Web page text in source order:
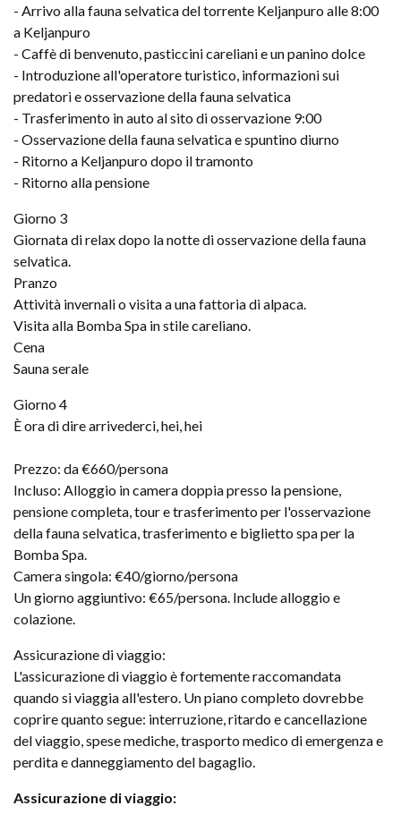
- Arrivo alla fauna selvatica del torrente Keljanpuro alle 8:00
a Keljanpuro
- Caffè di benvenuto, pasticcini careliani e un panino dolce
- Introduzione all'operatore turistico, informazioni sui
predatori e osservazione della fauna selvatica
- Trasferimento in auto al sito di osservazione 9:00
- Osservazione della fauna selvatica e spuntino diurno
- Ritorno a Keljanpuro dopo il tramonto
- Ritorno alla pensione
Giorno 3
Giornata di relax dopo la notte di osservazione della fauna
selvatica.
Pranzo
Attività invernali o visita a una fattoria di alpaca.
Visita alla Bomba Spa in stile careliano.
Cena
Sauna serale
Giorno 4
È ora di dire arrivederci, hei, hei
Prezzo: da €660/persona
Incluso: Alloggio in camera doppia presso la pensione,
pensione completa, tour e trasferimento per l'osservazione
della fauna selvatica, trasferimento e biglietto spa per la
Bomba Spa.
Camera singola: €40/giorno/persona
Un giorno aggiuntivo: €65/persona. Include alloggio e
colazione.
Assicurazione di viaggio:
L'assicurazione di viaggio è fortemente raccomandata
quando si viaggia all'estero. Un piano completo dovrebbe
coprire quanto segue: interruzione, ritardo e cancellazione
del viaggio, spese mediche, trasporto medico di emergenza e
perdita e danneggiamento del bagaglio.
Assicurazione di viaggio: